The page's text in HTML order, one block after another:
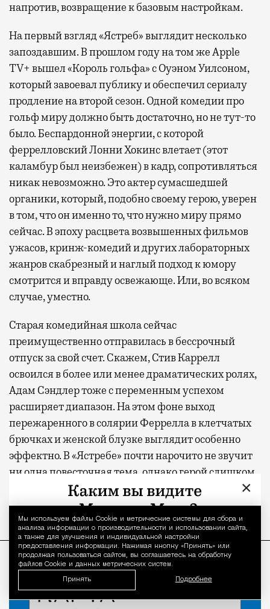
Уведомление
Мы используем файлы Сookie и метрические системы для сбора и
анализа информации о производительности и использовании сайта,
а также для улучшения и индивидуальной настройки
предоставления информации. Нажимая кнопку «Принять» или
продолжая пользоваться сайтом, вы соглашаетесь на обработку
файлов Cookie и данных метрических систем.
Принять Подробнее
напротив, возвращение к базовым настройкам.
На первый взгляд «Ястреб» выглядит несколько
запоздавшим. В прошлом году на том же Apple
TV+ вышел «Король гольфа» с Оуэном Уилсоном,
который завоевал публику и обеспечил сериалу
продление на второй сезон. Одной комедии про
гольф миру должно быть достаточно, но не тут-то
было. Беспардонной энергии, с которой
феррелловский Лонни Хокинс влетает (этот
каламбур был неизбежен) в кадр, сопротивляться
никак невозможно. Это актер сумасшедшей
органики, который, подобно своему герою, уверен
в том, что он именно то, что нужно миру прямо
сейчас. В эпоху расцвета возвышенных фильмов
ужасов, кринж-комедий и других лабораторных
жанров скабрезный и наглый подход к юмору
смотрится и вправду освежающе. Или, во всяком
случае, уместно.
Старая комедийная школа сейчас
преимущественно отправилась в бессрочный
отпуск за свой счет. Скажем, Стив Каррелл
освоился в более или менее драматических ролях,
Адам Сэндлер тоже с переменным успехом
расширяет диапазон. На этом фоне выход
пережаренного в солярии Феррелла в клетчатых
брючках и женской блузке выглядит особенно
эффектно. В «Ястребе» почти нарочито не звучит
ни одна повесточная тема, однако герой слишком
уж похож на действующего президента США,
чтобы записать авторов в эскаписты.
ПРОДОЛЖЕНИЕ НИЖЕ
×